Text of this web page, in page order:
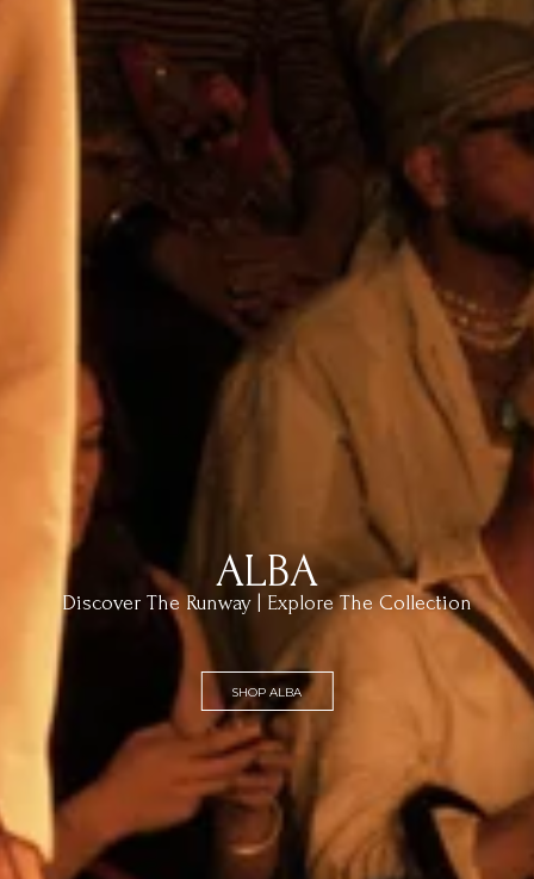
ALBA
Discover The Runway | Explore The Collection
SHOP ALBA